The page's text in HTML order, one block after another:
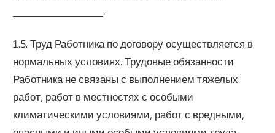
_____________________.
1.5. Труд Работника по договору осуществляется в
нормальных условиях. Трудовые обязанности
Работника не связаны с выполнением тяжелых
работ, работ в местностях с особыми
климатическими условиями, работ с вредными,